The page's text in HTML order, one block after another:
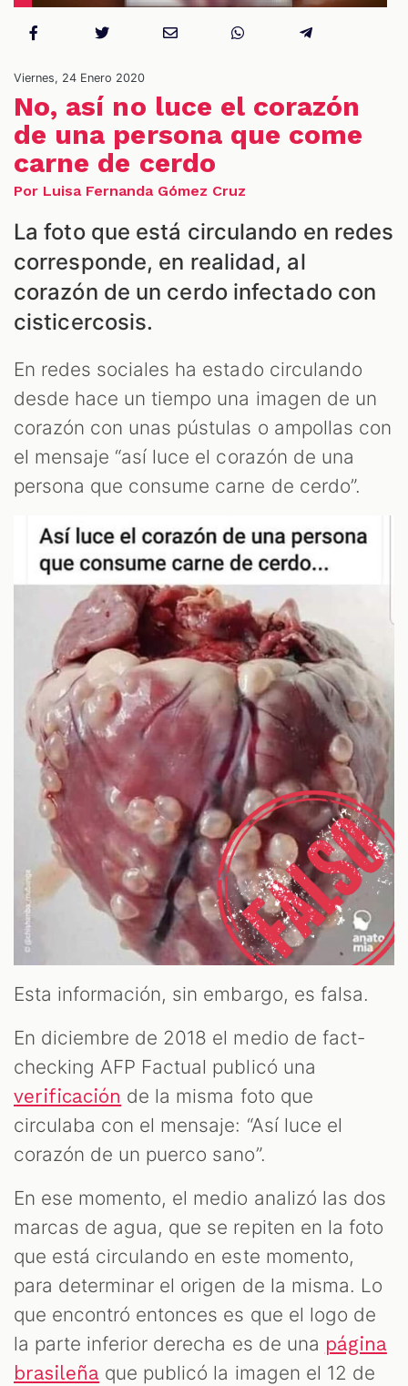
Viernes, 24 Enero 2020
No, así no luce el corazón
de una persona que come
carne de cerdo
Por Luisa Fernanda Gómez Cruz
La foto que está circulando en redes
corresponde, en realidad, al
corazón de un cerdo infectado con
cisticercosis.
En redes sociales ha estado circulando
desde hace un tiempo una imagen de un
corazón con unas pústulas o ampollas con
el mensaje “así luce el corazón de una
persona que consume carne de cerdo”.
Esta información, sin embargo, es falsa.
En diciembre de 2018 el medio de fact-
checking AFP Factual publicó una
verificación de la misma foto que
circulaba con el mensaje: “Así luce el
corazón de un puerco sano”.
En ese momento, el medio analizó las dos
marcas de agua, que se repiten en la foto
que está circulando en este momento,
para determinar el origen de la misma. Lo
que encontró entonces es que el logo de
la parte inferior derecha es de una página
brasileña que publicó la imagen el 12 de